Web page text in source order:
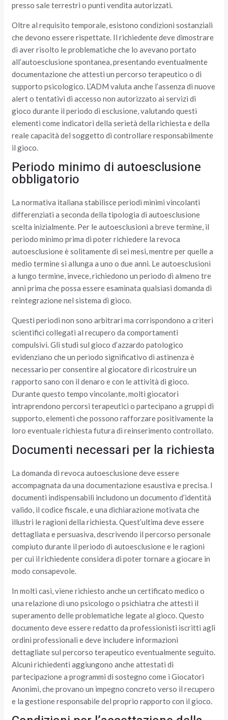
presso sale terrestri o punti vendita autorizzati.
Oltre al requisito temporale, esistono condizioni sostanziali
che devono essere rispettate. Il richiedente deve dimostrare
di aver risolto le problematiche che lo avevano portato
all’autoesclusione spontanea, presentando eventualmente
documentazione che attesti un percorso terapeutico o di
supporto psicologico. L’ADM valuta anche l’assenza di nuove
alert o tentativi di accesso non autorizzato ai servizi di
gioco durante il periodo di esclusione, valutando questi
elementi come indicatori della serietà della richiesta e della
reale capacità del soggetto di controllare responsabilmente
il gioco.
Periodo minimo di autoesclusione
obbligatorio
La normativa italiana stabilisce periodi minimi vincolanti
differenziati a seconda della tipologia di autoesclusione
scelta inizialmente. Per le autoesclusioni a breve termine, il
periodo minimo prima di poter richiedere la revoca
autoesclusione è solitamente di sei mesi, mentre per quelle a
medio termine si allunga a uno o due anni. Le autoesclusioni
a lungo termine, invece, richiedono un periodo di almeno tre
anni prima che possa essere esaminata qualsiasi domanda di
reintegrazione nel sistema di gioco.
Questi periodi non sono arbitrari ma corrispondono a criteri
scientifici collegati al recupero da comportamenti
compulsivi. Gli studi sul gioco d’azzardo patologico
evidenziano che un periodo significativo di astinenza è
necessario per consentire al giocatore di ricostruire un
rapporto sano con il denaro e con le attività di gioco.
Durante questo tempo vincolante, molti giocatori
intraprendono percorsi terapeutici o partecipano a gruppi di
supporto, elementi che possono rafforzare positivamente la
loro eventuale richiesta futura di reinserimento controllato.
Documenti necessari per la richiesta
La domanda di revoca autoesclusione deve essere
accompagnata da una documentazione esaustiva e precisa. I
documenti indispensabili includono un documento d’identità
valido, il codice fiscale, e una dichiarazione motivata che
illustri le ragioni della richiesta. Quest’ultima deve essere
dettagliata e persuasiva, descrivendo il percorso personale
compiuto durante il periodo di autoesclusione e le ragioni
per cui il richiedente considera di poter tornare a giocare in
modo consapevole.
In molti casi, viene richiesto anche un certificato medico o
una relazione di uno psicologo o psichiatra che attesti il
superamento delle problematiche legate al gioco. Questo
documento deve essere redatto da professionisti iscritti agli
ordini professionali e deve includere informazioni
dettagliate sul percorso terapeutico eventualmente seguito.
Alcuni richiedenti aggiungono anche attestati di
partecipazione a programmi di sostegno come i Giocatori
Anonimi, che provano un impegno concreto verso il recupero
e la gestione responsabile del proprio rapporto con il gioco.